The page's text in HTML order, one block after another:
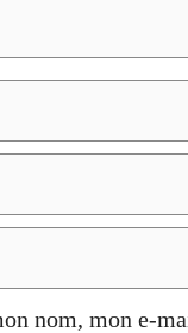
nom, mon e-